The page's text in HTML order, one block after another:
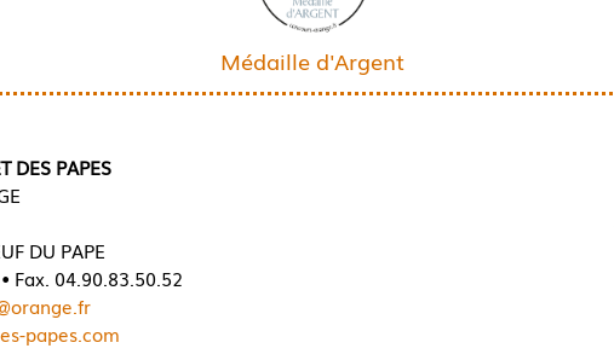
Médaille d'Argent
DES PAPES
DU PAPE
Fax. 04.90.83.50.52
papes.com